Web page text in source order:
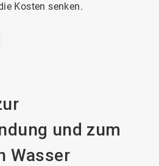
Kosten senken.
und zum
Wasser